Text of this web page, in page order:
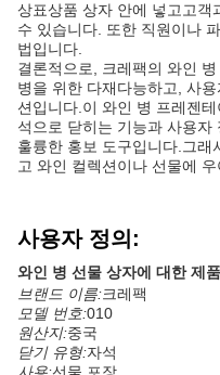
상표상품 상자 안에 넣고고객
수 있습니다. 또한 직원이나
법입니다.
결론적으로, 크레팩의 와인
병을 위한 다재다능하고, 사
션입니다.이 와인 병 프레젠
석으로 닫히는 기능과 사용자
훌륭한 홍보 도구입니다.그래
고 와인 컬렉션이나 선물에
사용자 정의:
와인 병 선물 상자에 대한 제
브랜드 이름:크레팩
모델 번호:010
원산지:중국
닫기 유형:자석